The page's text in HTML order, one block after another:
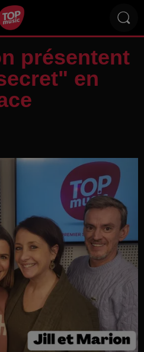
présentent
en